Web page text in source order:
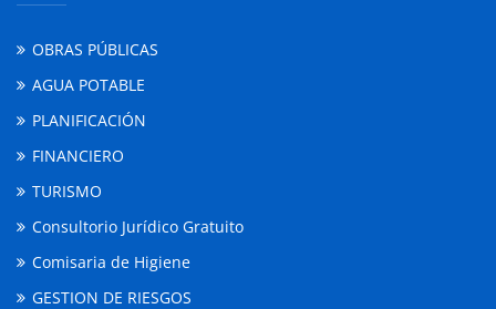
OBRAS PÚBLICAS
AGUA POTABLE
PLANIFICACIÓN
FINANCIERO
TURISMO
Consultorio Jurídico Gratuito
Comisaria de Higiene
GESTION DE RIESGOS